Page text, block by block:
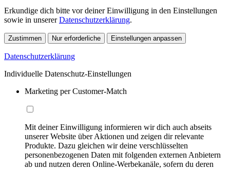
Erkundige dich bitte vor deiner Einwilligung in den Einstellungen
sowie in unsererDatenschutzerklärung.
Zustimmen Nur erforderliche Einstellungen anpassen
Datenschutzerklärung
Individuelle Datenschutz-Einstellungen
Marketing per Customer-Match
Mit deiner Einwilligung informieren wir dich auch abseits
unserer Website über Aktionen und zeigen dir relevante
Produkte. Dazu gleichen wir deine verschlüsselten
personenbezogenen Daten mit folgenden externen Anbietern
ab und nutzen deren Online-Werbekanäle, sofern du deren